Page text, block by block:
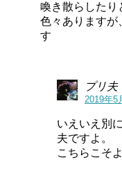
喚き散らしたり
色々ありますが
す
プリ夫
2019年5
いえいえ別
夫ですよ。
こちらこそ